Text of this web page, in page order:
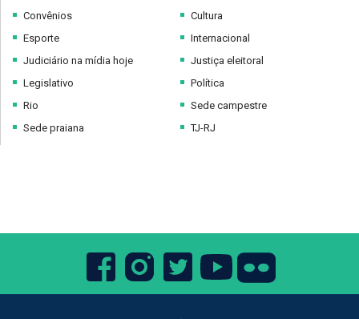
Convênios
Esporte
Judiciário na mídia hoje
Legislativo
Rio
Sede praiana
Cultura
Internacional
Justiça eleitoral
Política
Sede campestre
TJ-RJ